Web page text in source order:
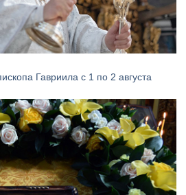
Гавриила с 1 по 2 августа